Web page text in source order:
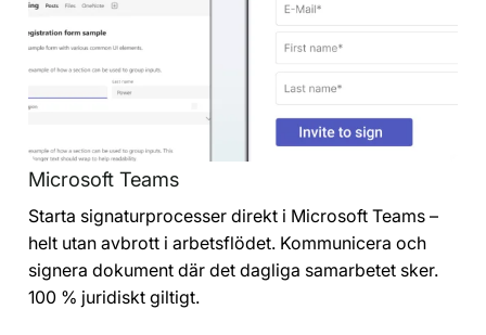
Microsoft Teams
Starta signaturprocesser direkt i Microsoft Teams –
helt utan avbrott i arbetsflödet. Kommunicera och
signera dokument där det dagliga samarbetet sker.
100 % juridiskt giltigt.